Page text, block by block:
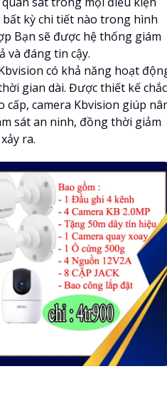
kỳ chi tiết nào trong hình
Bạn sẽ được hệ thống giám
và đáng tin cậy.
có khả năng hoạt
gian dài. Được thiết kế chắc
cấp, camera Kbvision giúp
sát an ninh, đồng thời giảm
ra.